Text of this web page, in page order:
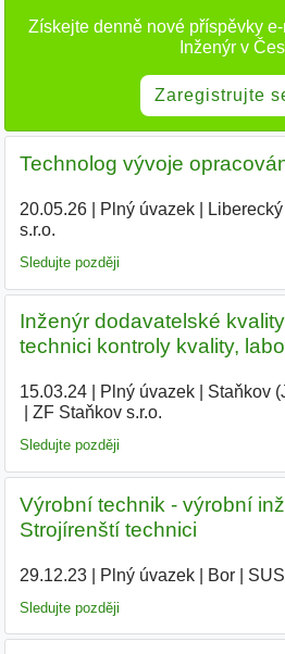
Získejte denně nové příspěvky
Inženýr v
Zaregistrujte
Technolog vývoje
20.05.26| Plný úvazek| Liberecký|
s.r.o.
Sledujte později
Inženýr dodavatelské
technici kontroly kvality,
15.03.24| Plný úvazek| Staňkov
ZF Staňkov s.r.o.
Sledujte později
Výrobní technik - výrobní
Strojírenští technici
29.12.23| Plný úvazek| Bor|
Sledujte později